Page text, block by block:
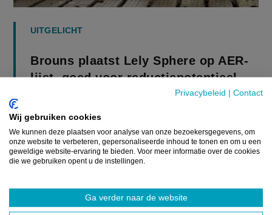
Privacybeleid | Contact
Wij gebruiken cookies
We kunnen deze plaatsen voor analyse van onze bezoekersgegevens, om
onze website te verbeteren, gepersonaliseerde inhoud te tonen en om u een
geweldige website-ervaring te bieden. Voor meer informatie over de cookies
die we gebruiken opent u de instellingen.
Ga verder naar de website
UITGELICHT
Brouns plaatst Lely Sphere op AER-
lijst, goed voor reductiepotentieel
NIEUWS
Het ammoniakemissiereducerende stalsysteem Lely
Sphere haalt de AER-lijst, dat heeft Vlaams minister van
Omgeving en Landbouw Jo Brouns (cd&v) aangekondigd
16 JANUARI 2025